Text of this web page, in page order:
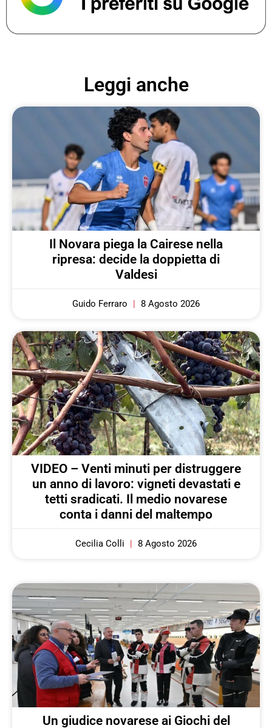
Leggi anche
Il Novara piega la Cairese nella
ripresa: decide la doppietta di
Valdesi
Guido Ferraro 8 Agosto 2026
VIDEO – Venti minuti per distruggere
un anno di lavoro: vigneti devastati e
tetti sradicati. Il medio novarese
conta i danni del maltempo
Cecilia Colli 8 Agosto 2026
Un giudice novarese ai Giochi del